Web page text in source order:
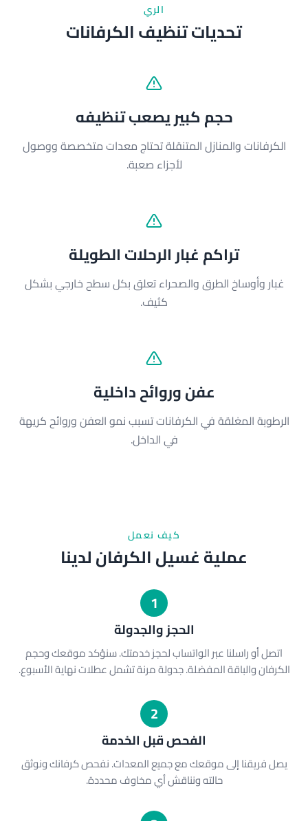
الري
تحديات تنظيف الكرفانات
حجم كبير يصعب تنظيفه
الكرفانات والمنازل المتنقلة تحتاج معدات متخصصة ووصول
لأجزاء صعبة.
تراكم غبار الرحلات الطويلة
غبار وأوساخ الطرق والصحراء تعلق بكل سطح خارجي بشكل
كثيف.
عفن وروائح داخلية
الرطوبة المغلقة في الكرفانات تسبب نمو العفن وروائح كريهة
في الداخل.
كيف نعمل
عملية غسيل الكرفان لدينا
1
الحجز والجدولة
اتصل أو راسلنا عبر الواتساب لحجز خدمتك. سنؤكد موقعك وحجم
الكرفان والباقة المفضلة. جدولة مرنة تشمل عطلات نهاية الأسبوع.
2
الفحص قبل الخدمة
يصل فريقنا إلى موقعك مع جميع المعدات. نفحص كرفانك ونوثق
حالته ونناقش أي مخاوف محددة.